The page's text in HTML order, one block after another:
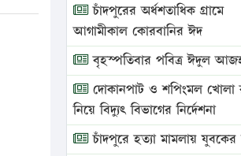
চাঁদপুরের অর্ধশতাধিক গ্রামে
আগামীকাল কোরবানির ঈদ
বৃহস্পতিবার পবিত্র ঈদুল
দোকানপাট ও শপিংমল খোলা
নিয়ে বিদ্যুৎ বিভাগের নির্দেশনা
চাঁদপুরে হত্যা মামলায় যুবকের